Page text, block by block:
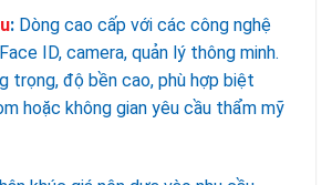
: Dòng cao cấp với các công nghệ
ID, camera, quản lý thông minh.
trọng, độ bền cao, phù hợp biệt
hoặc không gian yêu cầu thẩm mỹ